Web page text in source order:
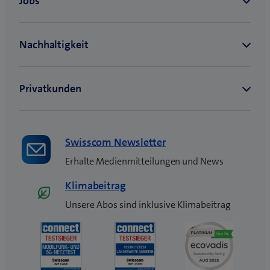
Swisscom Newsletter
Erhalte Medienmitteilungen und News
Klimabeitrag
Unsere Abos sind inklusive Klimabeitrag